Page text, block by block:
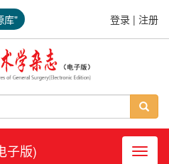
库" 登录 | 注册
导航
子版)